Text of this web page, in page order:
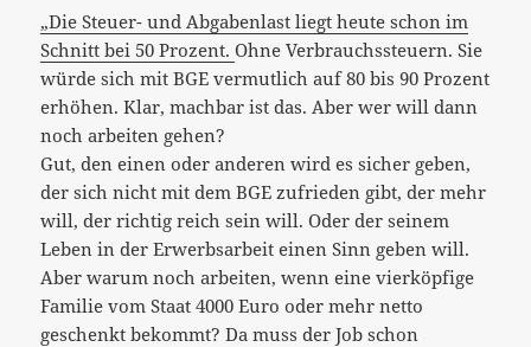
„Die Steuer- und Abgabenlast liegt heute schon im
Schnitt bei 50 Prozent.Ohne Verbrauchssteuern. Sie
würde sich mit BGE vermutlich auf80 bis90 Prozent
erhöhen. Klar, machbar ist das. Aber wer will dann
noch arbeiten gehen?
Gut, den einen oder anderen wird es sicher geben,
der sich nicht mit dem BGE zufrieden gibt, der mehr
will, der richtig reich sein will. Oder der seinem
Leben in der Erwerbsarbeit einen Sinn geben will.
Aber warum noch arbeiten, wenn eine vierköpfige
Familie vom Staat4000 Euro oder mehr netto
geschenkt bekommt? Da muss der Job schon